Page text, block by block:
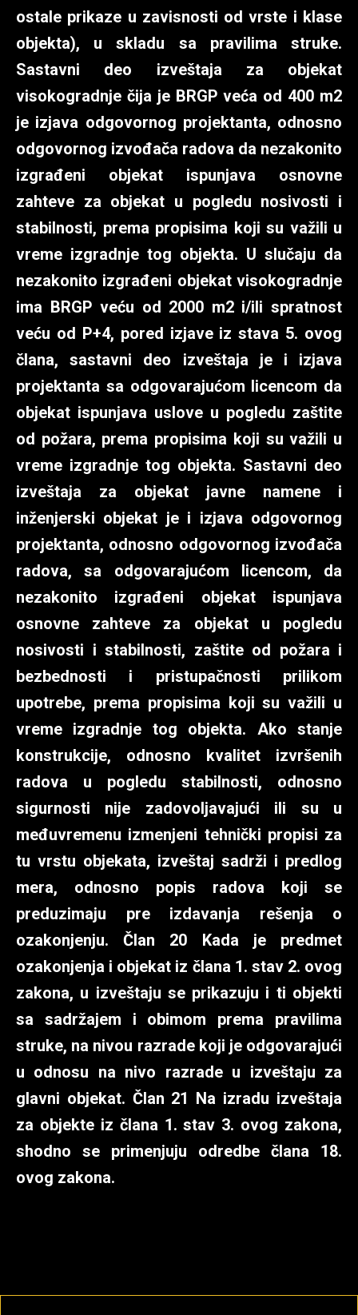
ostale prikaze u zavisnosti od vrste i klase
objekta), u skladu sa pravilima struke.
Sastavni deo izveštaja za objekat
visokogradnje čija je BRGP veća od 400 m2
je izjava odgovornog projektanta, odnosno
odgovornog izvođača radova da nezakonito
izgrađeni objekat ispunjava osnovne
zahteve za objekat u pogledu nosivosti i
stabilnosti, prema propisima koji su važili u
vreme izgradnje tog objekta. U slučaju da
nezakonito izgrađeni objekat visokogradnje
ima BRGP veću od 2000 m2 i/ili spratnost
veću od P+4, pored izjave iz stava 5. ovog
člana, sastavni deo izveštaja je i izjava
projektanta sa odgovarajućom licencom da
objekat ispunjava uslove u pogledu zaštite
od požara, prema propisima koji su važili u
vreme izgradnje tog objekta. Sastavni deo
izveštaja za objekat javne namene i
inženjerski objekat je i izjava odgovornog
projektanta, odnosno odgovornog izvođača
radova, sa odgovarajućom licencom, da
nezakonito izgrađeni objekat ispunjava
osnovne zahteve za objekat u pogledu
nosivosti i stabilnosti, zaštite od požara i
bezbednosti i pristupačnosti prilikom
upotrebe, prema propisima koji su važili u
vreme izgradnje tog objekta. Ako stanje
konstrukcije, odnosno kvalitet izvršenih
radova u pogledu stabilnosti, odnosno
sigurnosti nije zadovoljavajući ili su u
međuvremenu izmenjeni tehnički propisi za
tu vrstu objekata, izveštaj sadrži i predlog
mera, odnosno popis radova koji se
preduzimaju pre izdavanja rešenja o
ozakonjenju. Član 20 Kada je predmet
ozakonjenja i objekat iz člana 1. stav 2. ovog
zakona, u izveštaju se prikazuju i ti objekti
sa sadržajem i obimom prema pravilima
struke, na nivou razrade koji je odgovarajući
u odnosu na nivo razrade u izveštaju za
glavni objekat. Član 21 Na izradu izveštaja
za objekte iz člana 1. stav 3. ovog zakona,
shodno se primenjuju odredbe člana 18.
ovog zakona.